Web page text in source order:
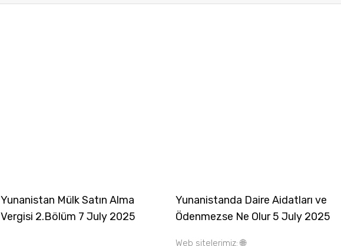
Yunanistan Mülk Satın Alma
Vergisi 2.Bölüm 7 July 2025
Yunanistanda Daire Aidatları ve
Ödenmezse Ne Olur 5 July 2025
Web sitelerimiz: 🌐